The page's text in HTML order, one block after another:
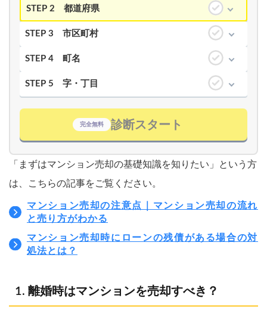
STEP 2 都道府県
STEP 3 市区町村
STEP 4 町名
STEP 5 字・丁目
完全無料 診断スタート
「まずはマンション売却の基礎知識を知りたい」という方
は、こちらの記事をご覧ください。
マンション売却の注意点｜マンション売却の流れ
と売り方がわかる
マンション売却時にローンの残債がある場合の対
処法とは？
離婚時はマンションを売却すべき？